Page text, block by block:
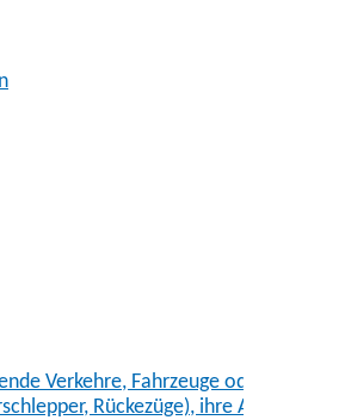
Verkehre, Fahrzeuge oder
Rückezüge), ihre Anhänger,